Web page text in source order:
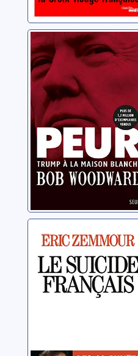
Peur: Trump à la
Maison-Blanche
Woodward, Bob
Le suicide
français
Zemmour, Éric